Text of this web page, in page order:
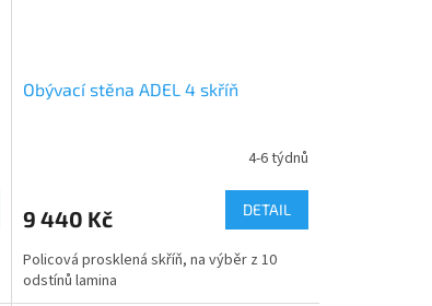
Obývací stěna ADEL 4 skříň
4-6 týdnů
9 440 Kč DETAIL
Policová prosklená skříň, na výběr z 10
odstínů lamina